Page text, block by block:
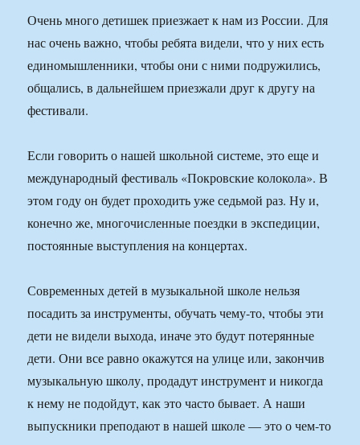
Очень много детишек приезжает к нам из России. Для
нас очень важно, чтобы ребята видели, что у них есть
единомышленники, чтобы они с ними подружились,
общались, в дальнейшем приезжали друг к другу на
фестивали.
Если говорить о нашей школьной системе, это еще и
международный фестиваль «Покровские колокола». В
этом году он будет проходить уже седьмой раз. Ну и,
конечно же, многочисленные поездки в экспедиции,
постоянные выступления на концертах.
Современных детей в музыкальной школе нельзя
посадить за инструменты, обучать чему-то, чтобы эти
дети не видели выхода, иначе это будут потерянные
дети. Они все равно окажутся на улице или, закончив
музыкальную школу, продадут инструмент и никогда
к нему не подойдут, как это часто бывает. А наши
выпускники преподают в нашей школе — это о чем-то